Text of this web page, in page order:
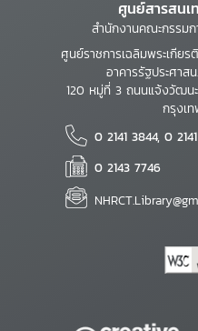
ศูนย์สารสน
สำนักงานคณะกรรม
ศูนย์ราชการเฉลิมพระเกีย
อาคารรัฐประศา
120 หมู่ที่ 3 ถนนแจ้งวัฒน
กรุงเ
0 2141 3844, 0
0 2143 7746